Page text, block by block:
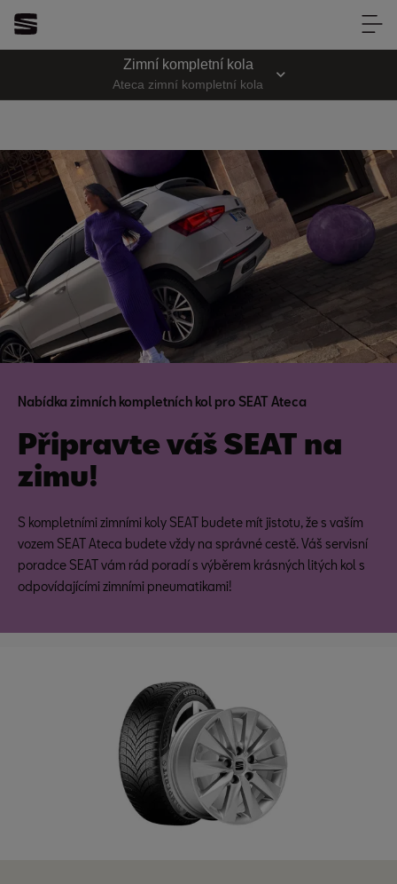
Direct auto Brno
Direct auto BrnoZimní kompletní kola
Ateca zimní kompletní kola
Nabídka zimních kompletních kol pro SEAT Ateca
Připravte váš SEAT na
zimu!
S kompletními zimními koly SEAT budete mít jistotu, že s vaším
vozem SEAT Ateca budete vždy na správné cestě. Váš servisní
poradce SEAT vám rád poradí s výběrem krásných litých kol s
odpovídajícími zimními pneumatikami!